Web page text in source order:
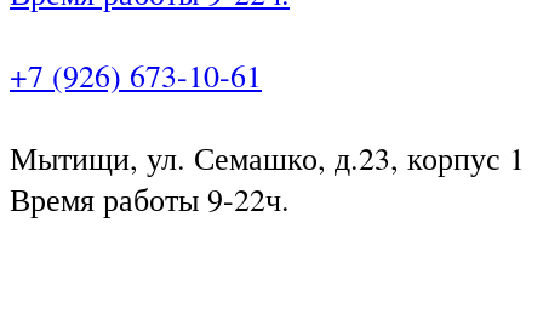
+7 (926) 673-10-61
Мытищи, ул. Семашко, д.23, корпус 1
Время работы 9-22ч.